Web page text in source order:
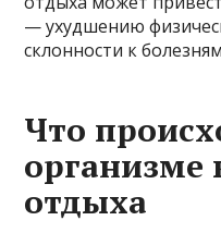
— ухудшению
склонности к
Что
организме
отдыха